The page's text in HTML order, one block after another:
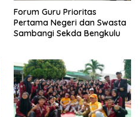
Forum Guru Prioritas
Pertama Negeri dan Swasta
Sambangi Sekda Bengkulu